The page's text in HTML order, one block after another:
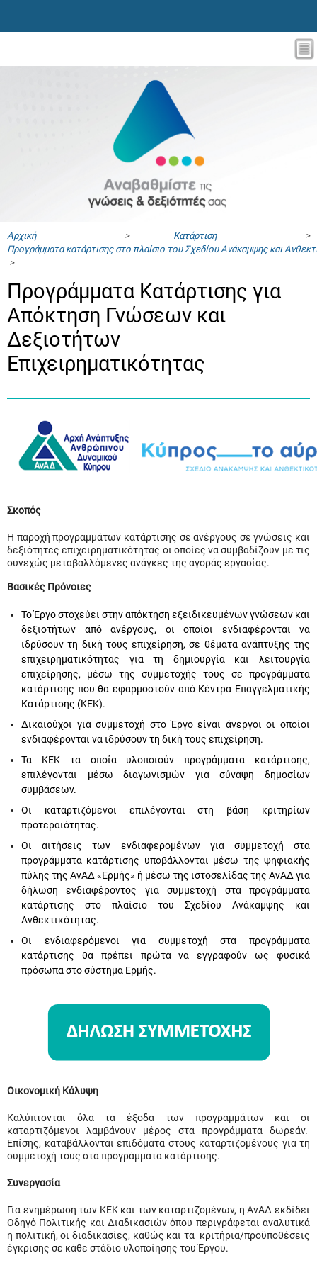
Αρχική> Κατάρτιση>
Προγράμματα κατάρτισης στο πλαίσιο του Σχεδίου Ανάκαμψης και
>
Προγράμματα Κατάρτισης για
Απόκτηση Γνώσεων και
Δεξιοτήτων
Επιχειρηματικότητας
Σκοπός
Η παροχή προγραμμάτων κατάρτισης σε ανέργους σε γνώσεις και
δεξιότητες επιχειρηματικότητας οι οποίες να συμβαδίζουν με τις
συνεχώς μεταβαλλόμενες ανάγκες της αγοράς εργασίας.
Βασικές Πρόνοιες
Το Έργο στοχεύει στην απόκτηση εξειδικευμένων γνώσεων και
δεξιοτήτων από ανέργους, οι οποίοι ενδιαφέρονται να
ιδρύσουν τη δική τους επιχείρηση, σε θέματα ανάπτυξης της
επιχειρηματικότητας για τη δημιουργία και λειτουργία
επιχείρησης, μέσω της συμμετοχής τους σε προγράμματα
κατάρτισης που θα εφαρμοστούν από Κέντρα Επαγγελματικής
Κατάρτισης (ΚΕΚ).
Δικαιούχοι για συμμετοχή στο Έργο είναι άνεργοι οι οποίοι
ενδιαφέρονται να ιδρύσουν τη δική τους επιχείρηση.
Τα ΚΕΚ τα οποία υλοποιούν προγράμματα κατάρτισης,
επιλέγονται μέσω διαγωνισμών για σύναψη δημοσίων
συμβάσεων.
Οι καταρτιζόμενοι επιλέγονται στη βάση κριτηρίων
προτεραιότητας.
Οι αιτήσεις των ενδιαφερομένων για συμμετοχή στα
προγράμματα κατάρτισης υποβάλλονται μέσω της ψηφιακής
πύλης της ΑνΑΔ «Ερμής» ή μέσω της ιστοσελίδας της ΑνΑΔ για
δήλωση ενδιαφέροντος για συμμετοχή στα προγράμματα
κατάρτισης στο πλαίσιο του Σχεδίου Ανάκαμψης και
Ανθεκτικότητας.
Οι ενδιαφερόμενοι για συμμετοχή στα προγράμματα
κατάρτισης θα πρέπει πρώτα να εγγραφούν ως φυσικά
πρόσωπα στο σύστημα Ερμής.
Οικονομική Κάλυψη
Καλύπτονται όλα τα έξοδα των προγραμμάτων και οι
καταρτιζόμενοι λαμβάνουν μέρος στα προγράμματα δωρεάν.
Επίσης, καταβάλλονται επιδόματα στους καταρτιζομένους για τη
συμμετοχή τους στα προγράμματα κατάρτισης.
Συνεργασία
Για ενημέρωση των ΚΕΚ και των καταρτιζομένων, η ΑνΑΔ εκδίδει
Οδηγό Πολιτικής και Διαδικασιών όπου περιγράφεται αναλυτικά
η πολιτική, οι διαδικασίες, καθώς και τα κριτήρια/προϋποθέσεις
έγκρισης σε κάθε στάδιο υλοποίησης του Έργου.